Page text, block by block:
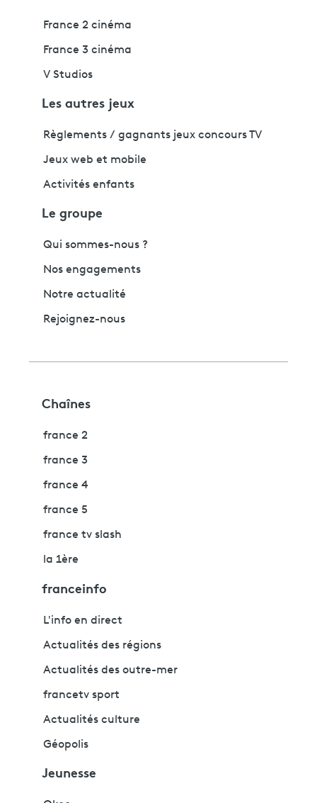
France 2 cinéma
France 3 cinéma
V Studios
Les autres jeux
Règlements / gagnants jeux concours TV
Jeux web et mobile
Activités enfants
Le groupe
Qui sommes-nous ?
Nos engagements
Notre actualité
Rejoignez-nous
Chaînes
france 2
france 3
france 4
france 5
france tv slash
la 1ère
franceinfo
L'info en direct
Actualités des régions
Actualités des outre-mer
francetv sport
Actualités culture
Géopolis
Jeunesse